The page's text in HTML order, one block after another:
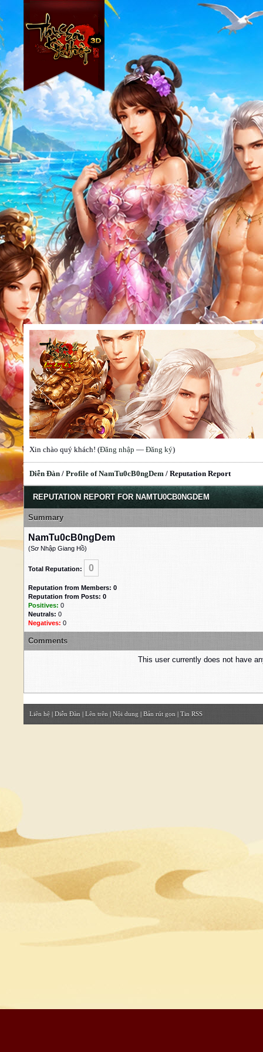
Xin chào quý khách! (Đăng nhập — Đăng ký)
Diễn Đàn / Profile of NamTu0cB0ngDem / Reputation Report
REPUTATION REPORT FOR NAMTU0CB0NGDEM
Summary
NamTu0cB0ngDem
(Sơ Nhập Giang Hồ)
Total Reputation: 0
Reputation from Members: 0
Reputation from Posts: 0
Positives: 0
Neutrals: 0
Negatives: 0
Comments
This user currently does not have
Liên hệ | Diễn Đàn | Lên trên | Nội dung | Bản rút gọn | Tin RSS